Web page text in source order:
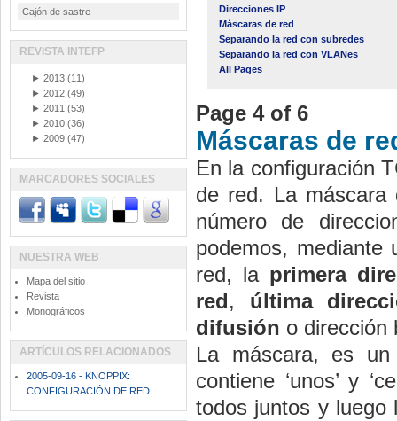
Direcciones IP
Máscaras de red
Separando la red con subredes
Separando la red con VLANes
All Pages
Page 4 of 6
Máscaras de
En la configuración
de red. La
número de
podemos, mediante
red, la primera
red, última
difusión o dirección
La máscara, es
contiene ‘unos’ y
todos juntos y luego
Cajón de sastre
REVISTA INTEFP
► 2013 (11)
► 2012 (49)
► 2011 (53)
► 2010 (36)
► 2009 (47)
MARCADORES SOCIALES
NUESTRA WEB
Mapa del sitio
Revista
Monográficos
ARTÍCULOS RELACIONADOS
2005-09-16 - KNOPPIX:
CONFIGURACIÓN DE RED